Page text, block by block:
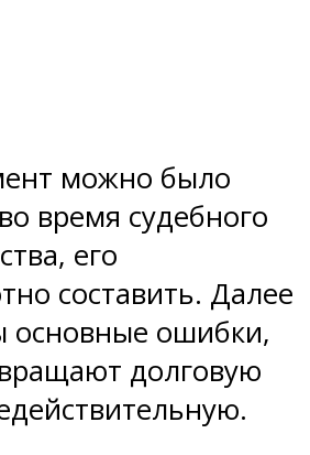
можно было
время судебного
его
составить. Далее
основные ошибки,
долговую